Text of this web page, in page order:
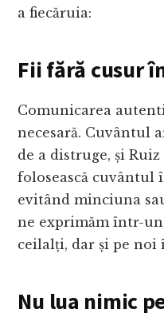
a fiecăruia:
Fii fără cusur
Comunicarea
necesară. Cuvântul
de a distruge, și
folosească
evitând minciuna
ne exprimăm într-un
ceilalți, dar și pe noi
Nu lua nimic